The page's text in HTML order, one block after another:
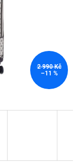
2 990 Kč
–11 %